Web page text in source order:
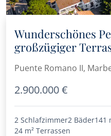
Wunderschönes
großzügiger
Meile von Marbella
Puente Romano II,
2.900.000 €
2 Schlafzimmer2 Bäder141
24 m² Terrassen